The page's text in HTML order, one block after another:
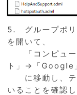
5. グループポリ
を開いて、
「コンピュー
ト」→「
に移動し、テ
いることを確認し